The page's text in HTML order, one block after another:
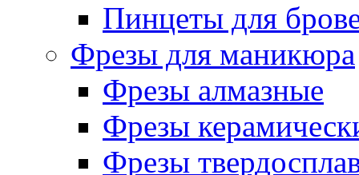
Пинцеты для
Фрезы для маникюра
Фрезы алмазные
Фрезы
Фрезы